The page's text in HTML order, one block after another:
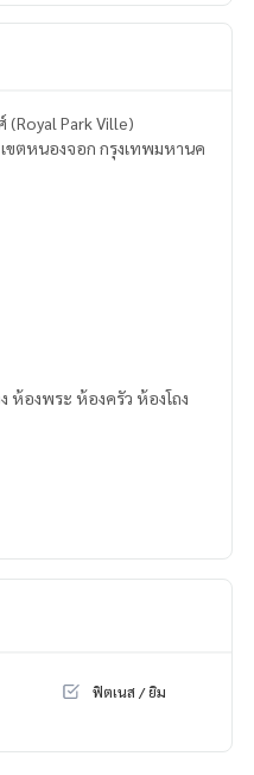
(Royal Park Ville)
ขตหนองจอก กรุงเทพมหานค
ห้องพระ ห้องครัว ห้องโถง
คร
ฟิตเนส / ยิม